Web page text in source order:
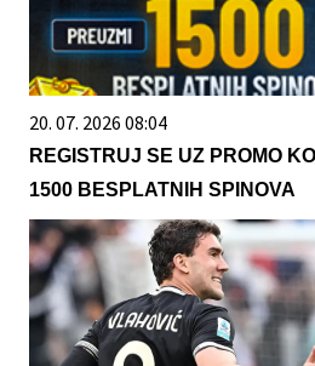
20. 07. 2026 08:04
REGISTRUJ SE UZ PROMO
1500 BESPLATNIH SPINOVA